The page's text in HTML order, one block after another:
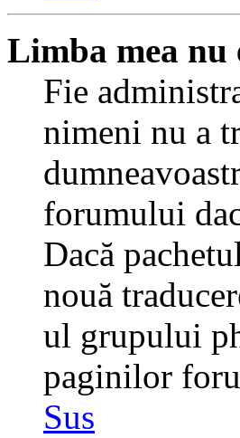
Limba mea nu
Fie
nimeni nu a
forumului
Dacă
nouă
ul grupului
paginilor
Sus